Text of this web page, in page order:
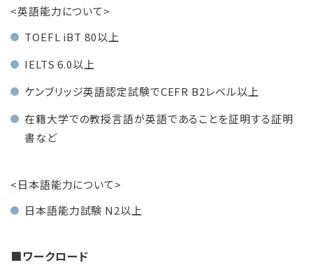
<英語能力について>
TOEFL iBT 80以上
IELTS 6.0以上
ケンブリッジ英語認定試験でCEFR B2レベル以上
在籍大学での教授言語が英語であることを証明する証明
書など
<日本語能力について>
日本語能力試験 N2以上
■ワークロード